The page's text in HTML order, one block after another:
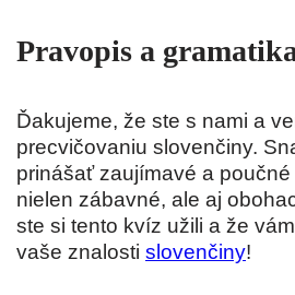
Pravopis a
Ďakujeme, že ste s nami a
precvičovaniu slovenčiny.
prinášať zaujímavé a
nielen zábavné, ale aj
ste si tento kvíz užili a že
vaše znalosti slovenčiny!